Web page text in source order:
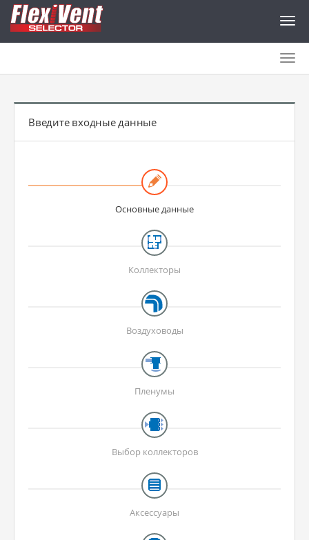
Введите входные данные
Основные данные
Коллекторы
Воздуховоды
Пленумы
Выбор коллекторов
Аксессуары